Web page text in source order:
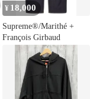
¥ 18,000
Supreme®/Marithé +
François Girbaud